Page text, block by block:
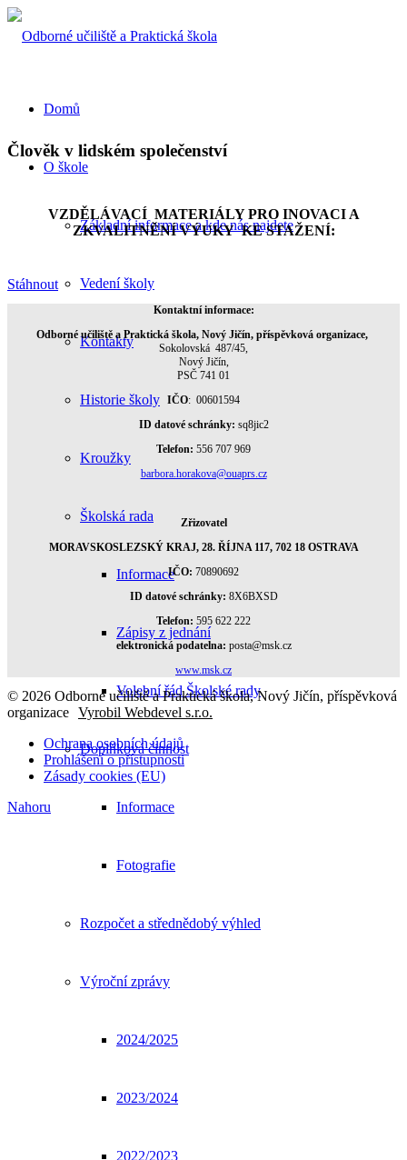
Domů
O škole
Základní informace a kde nás najdete
Vedení školy
Kontakty
Historie školy
Kroužky
Školská rada
Informace
Zápisy z jednání
Volební řád Školské rady
Doplňková činnost
Informace
Fotografie
Rozpočet a střednědobý výhled
Výroční zprávy
2024/2025
2023/2024
2022/2023
Člověk v lidském společenství
VZDĚLÁVACÍ MATERIÁLY PRO INOVACI A
ZKVALITNĚNÍ VÝUKY KE STAŽENÍ:
Stáhnout
Kontaktní informace:
Odborné učiliště a Praktická škola, Nový Jičín, příspěvková organizace,
Sokolovská 487/45,
Nový Jičín,
PSČ 741 01
IČO: 00601594
ID datové schránky: sq8jic2
Telefon: 556 707 969
barbora.horakova@ouaprs.cz
Zřizovatel
MORAVSKOSLEZSKÝ KRAJ, 28. ŘÍJNA 117, 702 18 OSTRAVA
IČO: 70890692
ID datové schránky: 8X6BXSD
Telefon: 595 622 222
elektronická podatelna: posta@msk.cz
www.msk.cz
© 2026 Odborné učiliště a Praktická škola, Nový Jičín, příspěvková
organizace Vyrobil Webdevel s.r.o.
Ochrana osobních údajů
Prohlášení o přístupnosti
Zásady cookies (EU)
Nahoru